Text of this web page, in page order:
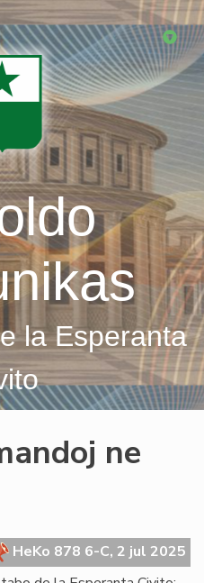
la Esperanta
ne
HeKo 878 6-C, 2 jul 2025